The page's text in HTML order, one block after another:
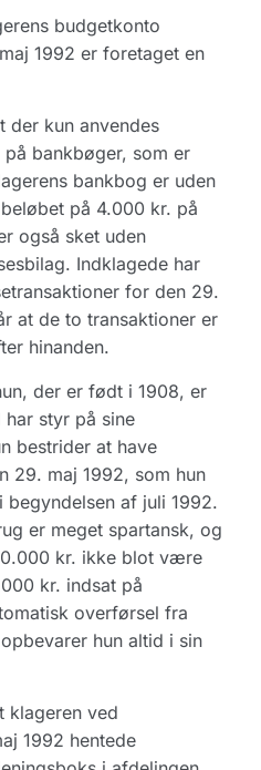
budgetkonto
1992 er foretaget en
der kun anvendes
bankbøger, som er
bankbog er uden
på 4.000 kr. på
også sket uden
Indklagede har
for den 29.
at de to transaktioner er
hinanden.
der er født i 1908, er
styr på sine
bestrider at have
29. maj 1992, som hun
af juli 1992.
er meget spartansk, og
kr. ikke blot være
kr. indsat på
overførsel fra
hun altid i sin
klageren ved
1992 hentede